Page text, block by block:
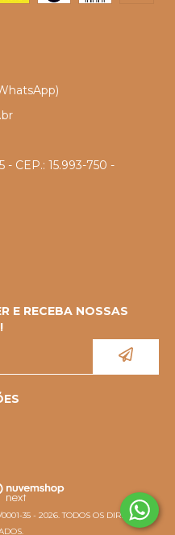
- CEP.: 15.993-750 -
E RECEBA NOSSAS
35 - 2026. TODOS OS DIREITOS